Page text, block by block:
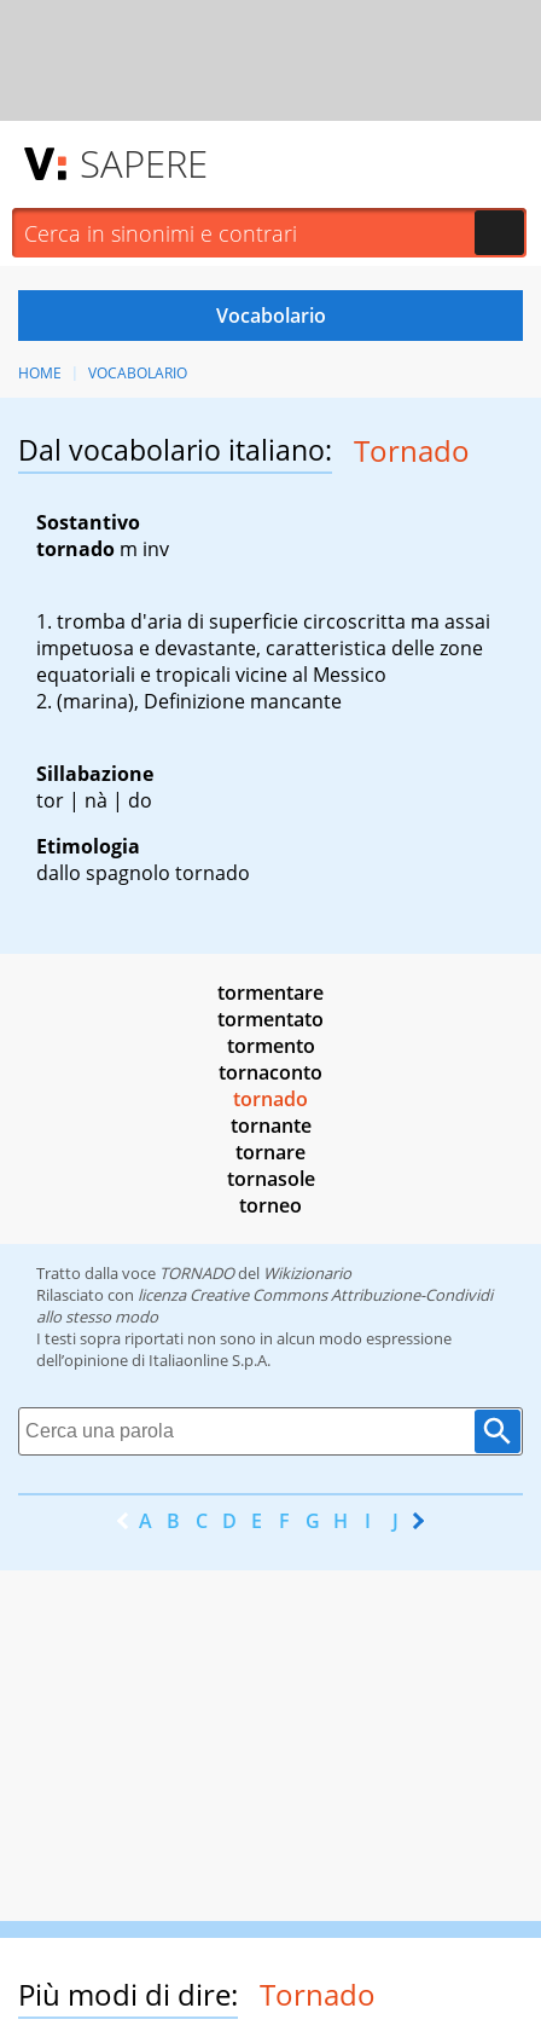
SAPERE
HOME VOCABOLARIO
Dal vocabolario italiano: Tornado
Sostantivo
tornado m inv
tromba d'aria di superficie circoscritta ma assai
impetuosa e devastante, caratteristica delle zone
equatoriali e tropicali vicine al Messico
(marina), Definizione mancante
Sillabazione
tor | nà | do
Etimologia
dallo spagnolo tornado
tormentare
tormentato
tormento
tornaconto
tornado
tornante
tornare
tornasole
torneo
Tratto dalla voce TORNADOdel Wikizionario
Rilasciato con licenza Creative Commons Attribuzione-Condividi
allo stesso modo
I testi sopra riportati non sono in alcun modo espressione
dell’opinione di Italiaonline S.p.A.
A B C D E F G H I J K
Più modi di dire: Tornado